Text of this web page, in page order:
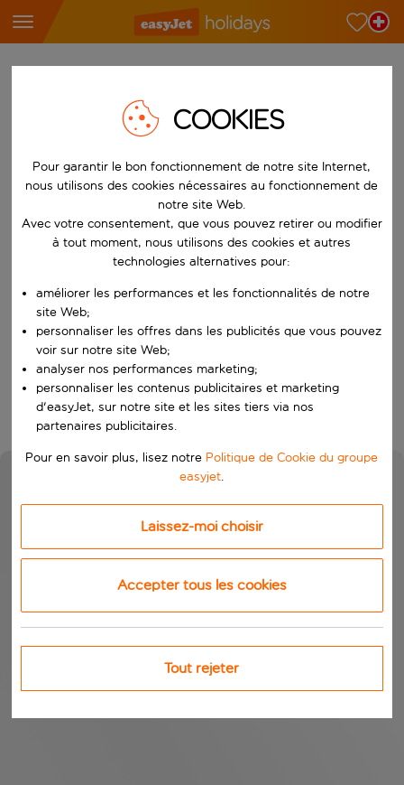
Commencez à taper pour la saisie automatique. Lorsque les
Choisissez votre aéroport
Commencez à taper pour la saisie automatique. Lorsque les
Choisissez votre destination
Choisissez une date de départ et une date de retour.
Choisissez vos dates
Quand
Qui
Rechercher
COOKIES
Pour garantir le bon fonctionnement de notre site Internet,
nous utilisons des cookies nécessaires au fonctionnement de
notre site Web.
Avec votre consentement, que vous pouvez retirer ou modifier
à tout moment, nous utilisons des cookies et autres
technologies alternatives pour:
améliorer les performances et les fonctionnalités de notre
site Web;
personnaliser les offres dans les publicités que vous pouvez
voir sur notre site Web;
analyser nos performances marketing;
personnaliser les contenus publicitaires et marketing
d'easyJet, sur notre site et les sites tiers via nos
partenaires publicitaires.
Pour en savoir plus, lisez notre Politique de Cookie du groupe
easyjet.
Laissez-moi choisir
Accepter tous les cookies
Tout rejeter